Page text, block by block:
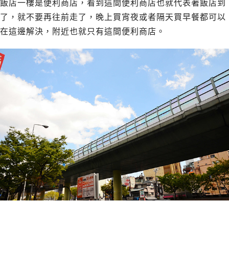
飯店一樓是便利商店，看到這間便利商店也就代表著飯店到
了，就不要再往前走了，晚上買宵夜或者隔天買早餐都可以
在這邊解決，附近也就只有這間便利商店。